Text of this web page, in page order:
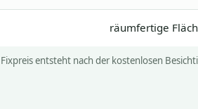
räumfertige
entsteht nach der kostenlosen